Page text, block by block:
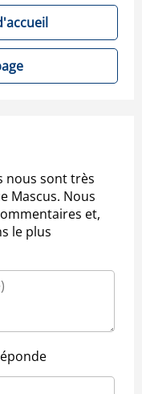
nous sont très
Mascus. Nous
et,
le plus